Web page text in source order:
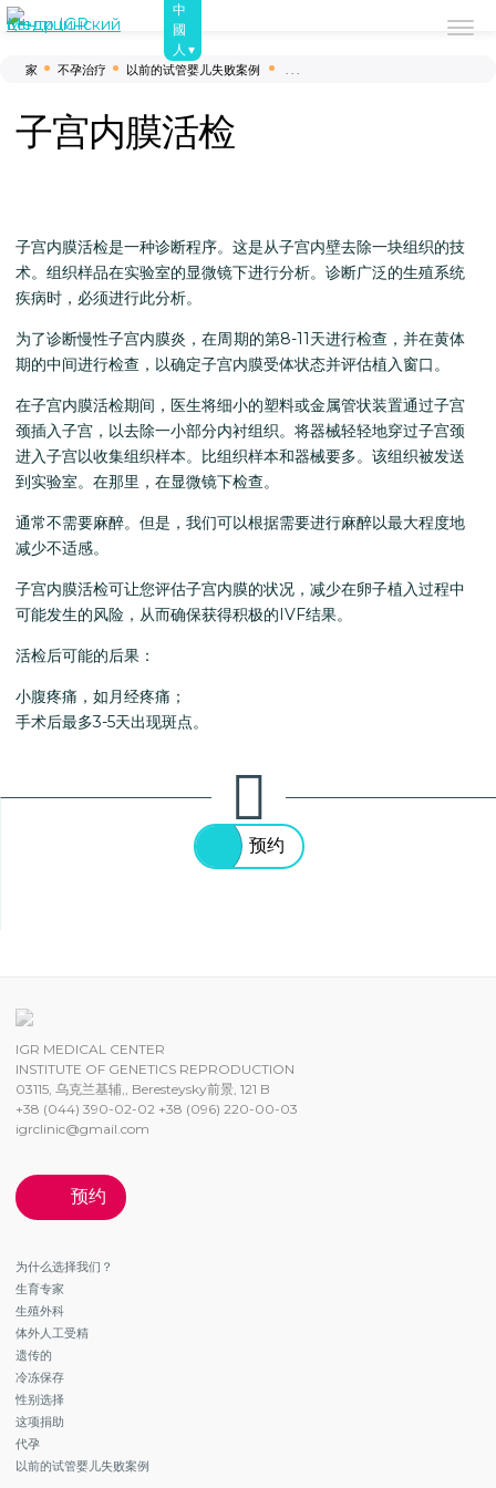
中
國
人
关于我们 第一步 联络人
家 不孕治疗 以前的试管婴儿失败案例 . . .
子宫内膜活检
子宫内膜活检是一种诊断程序。这是从子宫内壁去除一块组织的技
术。组织样品在实验室的显微镜下进行分析。诊断广泛的生殖系统
疾病时，必须进行此分析。
为了诊断慢性子宫内膜炎，在周期的第8-11天进行检查，并在黄体
期的中间进行检查，以确定子宫内膜受体状态并评估植入窗口。
在子宫内膜活检期间，医生将细小的塑料或金属管状装置通过子宫
颈插入子宫，以去除一小部分内衬组织。将器械轻轻地穿过子宫颈
进入子宫以收集组织样本。比组织样本和器械要多。该组织被发送
到实验室。在那里，在显微镜下检查。
通常不需要麻醉。但是，我们可以根据需要进行麻醉以最大程度地
减少不适感。
子宫内膜活检可让您评估子宫内膜的状况，减少在卵子植入过程中
可能发生的风险，从而确保获得积极的IVF结果。
活检后可能的后果：
小腹疼痛，如月经疼痛；
手术后最多3-5天出现斑点。
预约
IGR MEDICAL CENTER
INSTITUTE OF GENETICS REPRODUCTION
03115, 乌克兰基辅,, Beresteysky前景, 121 B
+38 (044) 390-02-02 +38 (096) 220-00-03
igrclinic@gmail.com
预约
为什么选择我们？
生育专家
生殖外科
体外人工受精
遗传的
冷冻保存
性别选择
这项捐助
代孕
以前的试管婴儿失败案例